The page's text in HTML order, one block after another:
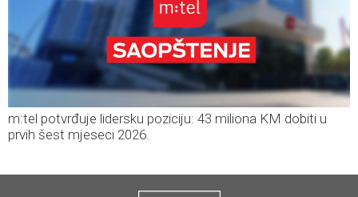
m:tel potvrđuje lidersku poziciju: 43 miliona KM dobiti u
prvih šest mjeseci 2026.